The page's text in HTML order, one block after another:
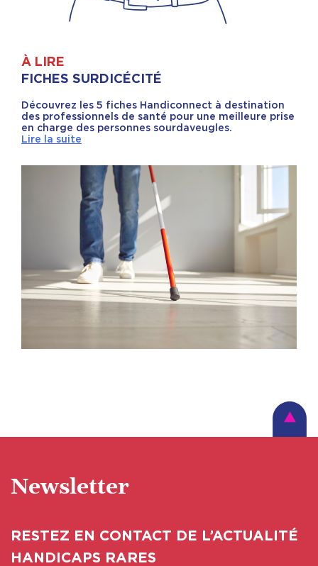
À LIRE
FICHES SURDICÉCITÉ
Découvrez les 5 fiches Handiconnect à destination
des professionnels de santé pour une meilleure prise
en charge des personnes sourdaveugles.
Lire la suite
Newsletter
RESTEZ EN CONTACT DE L’ACTUALITÉ
HANDICAPS RARES